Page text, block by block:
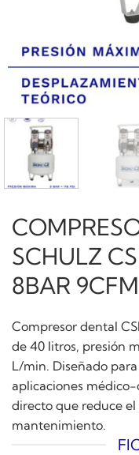
SCHULZ
8BAR 9CFM
Compresor dental
de 40 litros, presión
L/min. Diseñado
aplicaciones
directo que reduce
mantenimiento.